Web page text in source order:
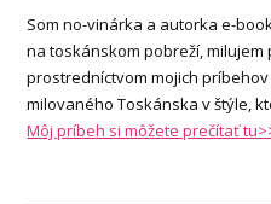
Som no-vinárka a autorka e-
na toskánskom pobreží,
prostredníctvom mojich
milovaného Toskánska v štýle,
Môj príbeh si môžete prečítať